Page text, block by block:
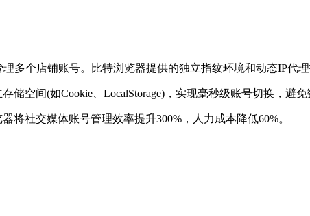
个店铺账号。比特浏览器提供的独立指纹环境和动态IP代理
间(如Cookie、LocalStorage)，实现毫秒级账号切换，避免
社交媒体账号管理效率提升300%，人力成本降低60%。